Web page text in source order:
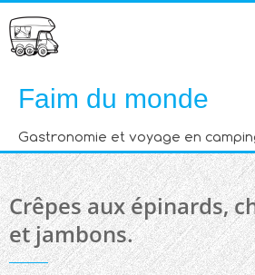
to
content
Faim du monde
Gastronomie et voyage en
Crêpes aux épinards,
et jambons.